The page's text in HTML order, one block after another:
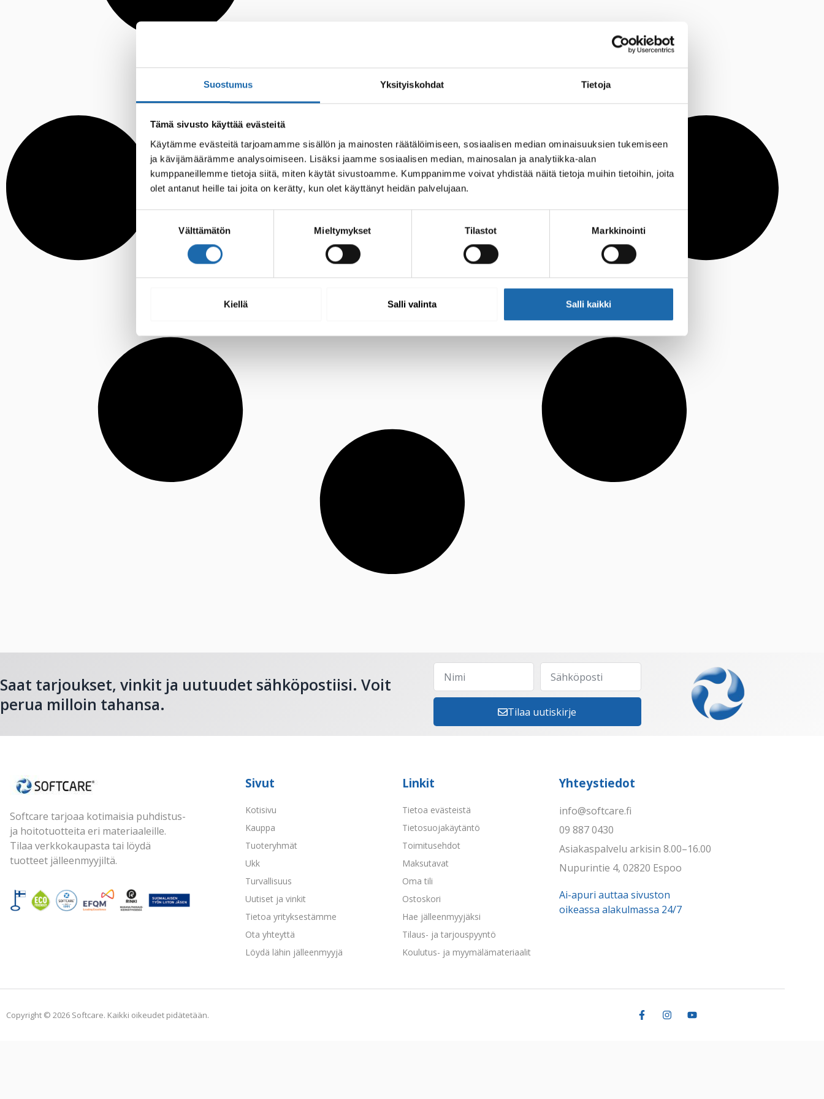
Suostumus Yksityiskohdat Tietoja
Tämä sivusto käyttää evästeitä
Käytämme evästeitä tarjoamamme sisällön ja mainosten räätälöimiseen, sosiaalisen median ominaisuuksien tukemiseen
ja kävijämäärämme analysoimiseen. Lisäksi jaamme sosiaalisen median, mainosalan ja analytiikka-alan
kumppaneillemme tietoja siitä, miten käytät sivustoamme. Kumppanimme voivat yhdistää näitä tietoja muihin tietoihin, joita
olet antanut heille tai joita on kerätty, kun olet käyttänyt heidän palvelujaan.
valinta
Välttämätön Mieltymykset Tilastot Markkinointi
Kiellä Salli valinta Salli kaikki
Saat tarjoukset, vinkit ja uutuudet sähköpostiisi. Voit
perua milloin tahansa.
Tilaa uutiskirje
Softcare tarjoaa kotimaisia puhdistus-
ja hoitotuotteita eri materiaaleille.
Tilaa verkkokaupasta tai löydä
tuotteet jälleenmyyjiltä.
Sivut
Kotisivu
Kauppa
Tuoteryhmät
Ukk
Turvallisuus
Uutiset ja vinkit
Tietoa yrityksestämme
Ota yhteyttä
Löydä lähin jälleenmyyjä
Linkit
Tietoa evästeistä
Tietosuojakäytäntö
Toimitusehdot
Maksutavat
Oma tili
Ostoskori
Hae jälleenmyyjäksi
Tilaus- ja tarjouspyyntö
Koulutus- ja myymälämateriaalit
Yhteystiedot
info@softcare.fi
09 887 0430
Asiakaspalvelu arkisin 8.00–16.00
Nupurintie 4, 02820 Espoo
Ai-apuri auttaa sivuston
oikeassa alakulmassa 24/7
Copyright © 2026 Softcare. Kaikki oikeudet pidätetään.